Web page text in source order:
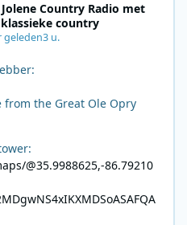
Country Radio met
country
geleden3 u.
from the Great Ole Opry
@35.9988625,-86.79210